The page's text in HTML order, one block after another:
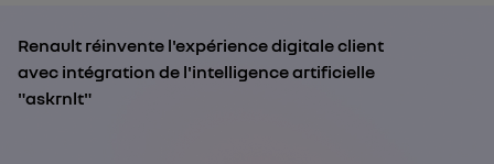
Renault réinvente l'expérience digitale client
avec intégration de l'intelligence artificielle
"askrnlt"